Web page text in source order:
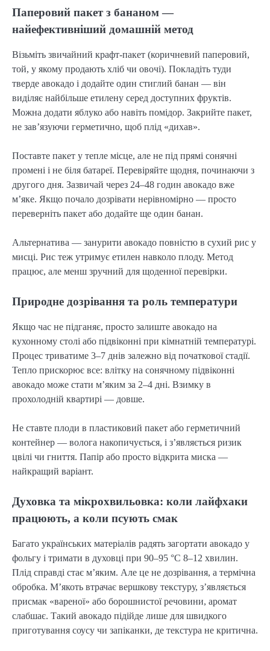
Паперовий пакет з бананом —
найефективніший домашній метод
Візьміть звичайний крафт-пакет (коричневий паперовий,
той, у якому продають хліб чи овочі). Покладіть туди
тверде авокадо і додайте один стиглий банан — він
виділяє найбільше етилену серед доступних фруктів.
Можна додати яблуко або навіть помідор. Закрийте пакет,
не зав’язуючи герметично, щоб плід «дихав».
Поставте пакет у тепле місце, але не під прямі сонячні
промені і не біля батареї. Перевіряйте щодня, починаючи з
другого дня. Зазвичай через 24–48 годин авокадо вже
м’яке. Якщо почало дозрівати нерівномірно — просто
переверніть пакет або додайте ще один банан.
Альтернатива — занурити авокадо повністю в сухий рис у
мисці. Рис теж утримує етилен навколо плоду. Метод
працює, але менш зручний для щоденної перевірки.
Природне дозрівання та роль температури
Якщо час не підганяє, просто залиште авокадо на
кухонному столі або підвіконні при кімнатній температурі.
Процес триватиме 3–7 днів залежно від початкової стадії.
Тепло прискорює все: влітку на сонячному підвіконні
авокадо може стати м’яким за 2–4 дні. Взимку в
прохолодній квартирі — довше.
Не ставте плоди в пластиковий пакет або герметичний
контейнер — волога накопичується, і з’являється ризик
цвілі чи гниття. Папір або просто відкрита миска —
найкращий варіант.
Духовка та мікрохвильовка: коли лайфхаки
працюють, а коли псують смак
Багато українських матеріалів радять загортати авокадо у
фольгу і тримати в духовці при 90–95 °C 8–12 хвилин.
Плід справді стає м’яким. Але це не дозрівання, а термічна
обробка. М’якоть втрачає вершкову текстуру, з’являється
присмак «вареної» або борошнистої речовини, аромат
слабшає. Такий авокадо підійде лише для швидкого
приготування соусу чи запіканки, де текстура не критична.